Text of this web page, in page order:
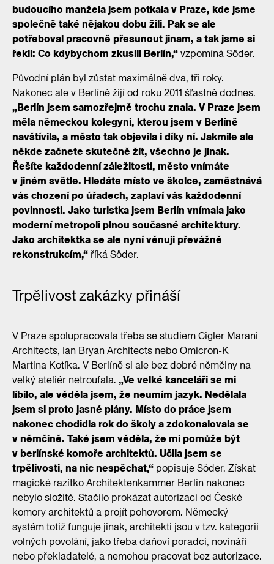
budoucího manžela jsem potkala v Praze, kde jsme
společně také nějakou dobu žili. Pak se ale
potřeboval pracovně přesunout jinam, a tak jsme si
řekli: Co kdybychom zkusili Berlín,“vzpomíná Söder.
Původní plán byl zůstat maximálně dva, tři roky.
Nakonec ale v Berlíně žijí od roku 2011 šťastně dodnes.
„Berlín jsem samozřejmě trochu znala. V Praze jsem
měla německou kolegyni, kterou jsem v Berlíně
navštívila, a město tak objevila i díky ní. Jakmile ale
někde začnete skutečně žít, všechno je jinak.
Řešíte každodenní záležitosti, město vnímáte
v jiném světle. Hledáte místo ve školce, zaměstnává
vás chození po úřadech, zaplaví vás každodenní
povinnosti. Jako turistka jsem Berlín vnímala jako
moderní metropoli plnou současné architektury.
Jako architektka se ale nyní věnuji převážně
rekonstrukcím,“ říká Söder.
Trpělivost zakázky přináší
V Praze spolupracovala třeba se studiem Cigler Marani
Architects, Ian Bryan Architects nebo ​​Omicron-K
Martina Kotíka. V Berlíně si ale bez dobré němčiny na
velký ateliér netroufala. „Ve velké kanceláři se mi
líbilo, ale věděla jsem, že neumím jazyk. Nedělala
jsem si proto jasné plány. Místo do práce jsem
nakonec chodidla rok do školy a zdokonalovala se
v němčině. Také jsem věděla, že mi pomůže být
v berlínské komoře architektů. Učila jsem se
trpělivosti, na nic nespěchat,“ popisuje Söder. Získat
magické razítko Architektenkammer Berlin nakonec
nebylo složité. Stačilo prokázat autorizaci od České
komory architektů a projít pohovorem. Německý
systém totiž funguje jinak, architekti jsou v tzv. kategorii
volných povolání, jako třeba daňoví poradci, novináři
nebo překladatelé, a nemohou pracovat bez autorizace.